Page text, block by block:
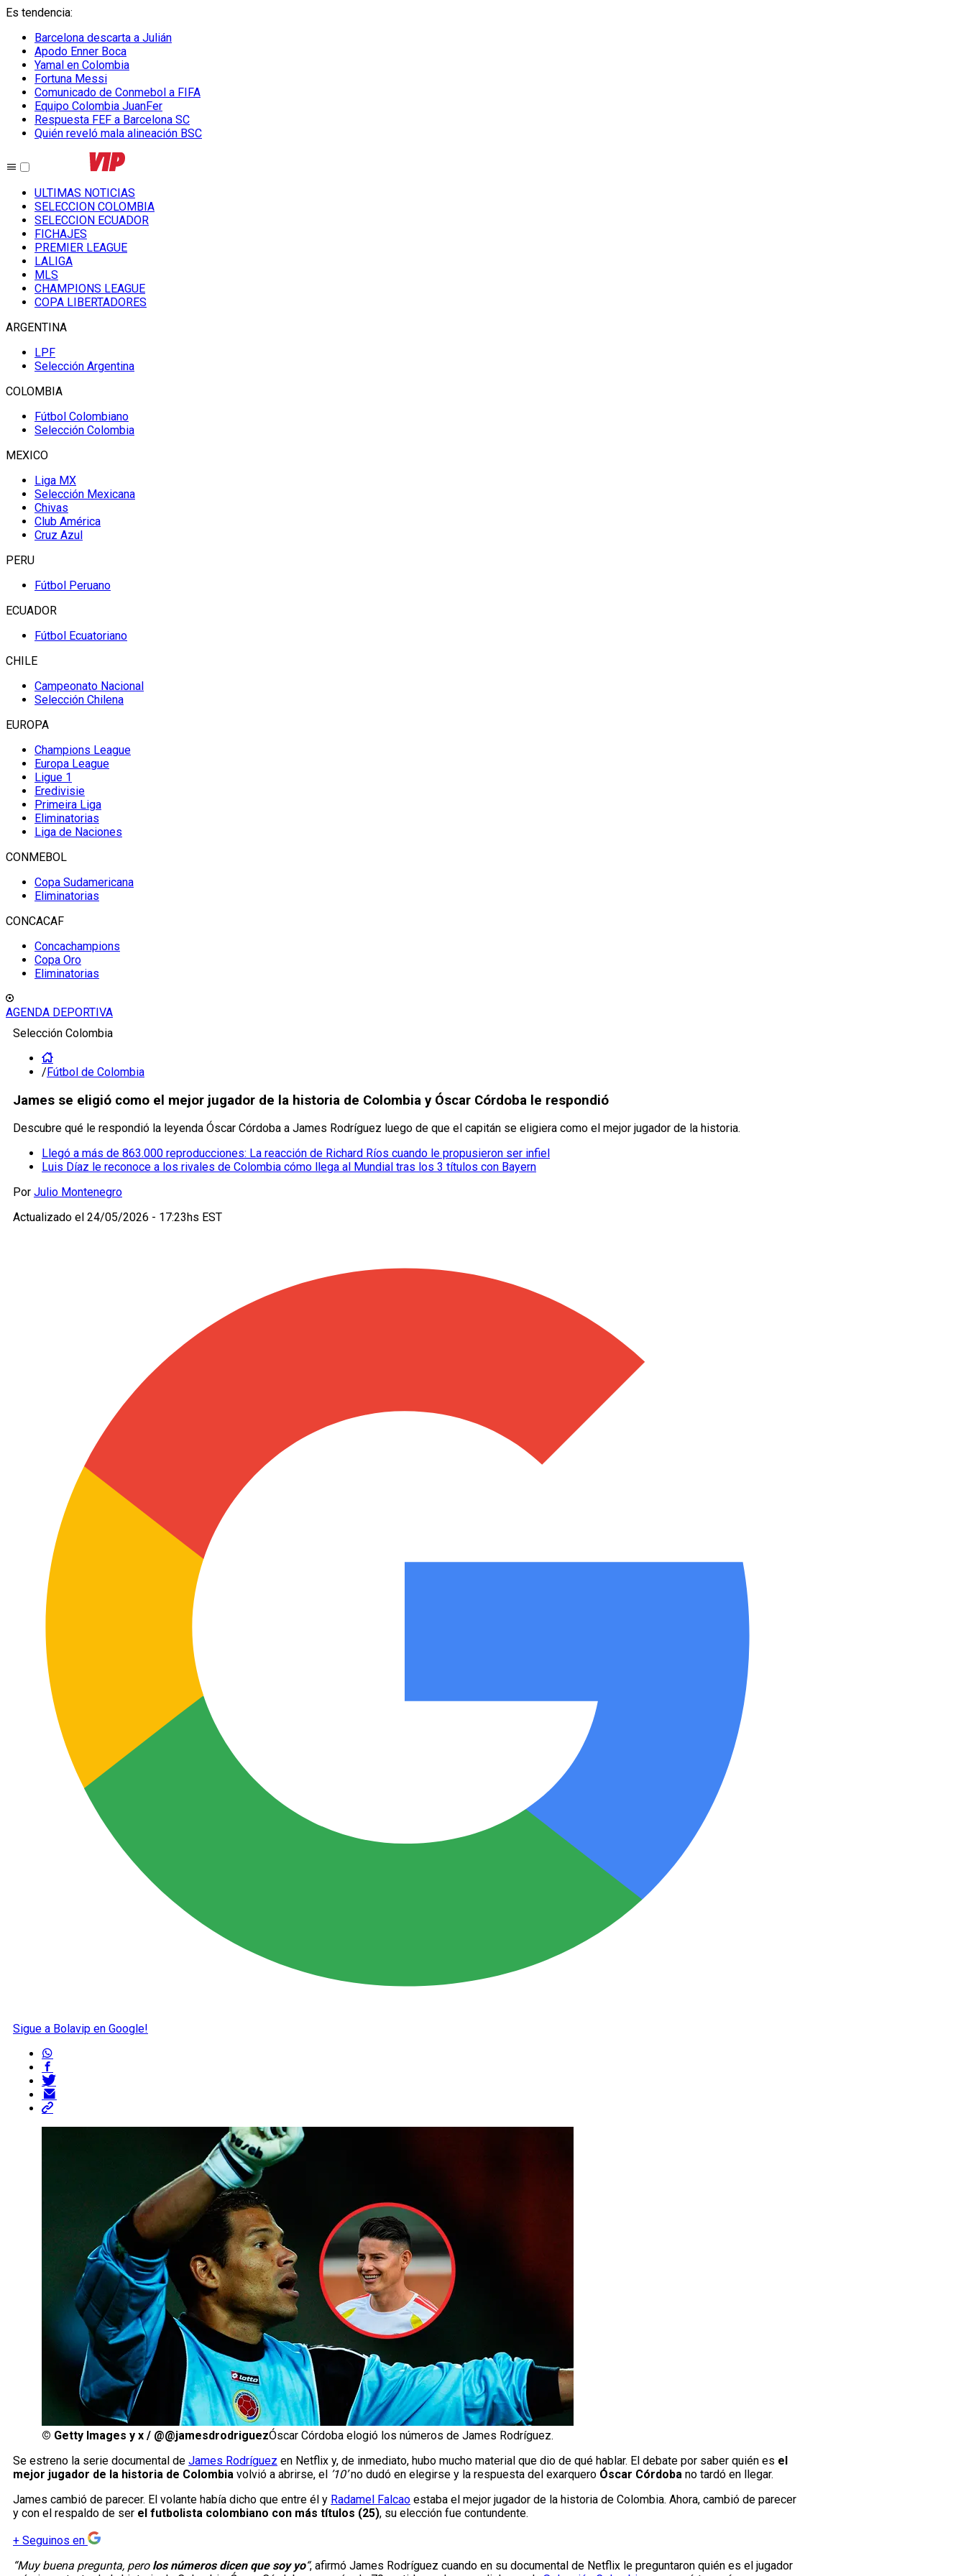
Es tendencia:
Barcelona descarta a Julián
Apodo Enner Boca
Yamal en Colombia
Fortuna Messi
Comunicado de Conmebol a FIFA
Equipo Colombia JuanFer
Respuesta FEF a Barcelona SC
Quién reveló mala alineación BSC
ULTIMAS NOTICIAS
SELECCION COLOMBIA
SELECCION ECUADOR
FICHAJES
PREMIER LEAGUE
LALIGA
MLS
CHAMPIONS LEAGUE
COPA LIBERTADORES
ARGENTINA
LPF
Selección Argentina
COLOMBIA
Fútbol Colombiano
Selección Colombia
MEXICO
Liga MX
Selección Mexicana
Chivas
Club América
Cruz Azul
PERU
Fútbol Peruano
ECUADOR
Fútbol Ecuatoriano
CHILE
Campeonato Nacional
Selección Chilena
EUROPA
Champions League
Europa League
Ligue 1
Eredivisie
Primeira Liga
Eliminatorias
Liga de Naciones
CONMEBOL
Copa Sudamericana
Eliminatorias
CONCACAF
Concachampions
Copa Oro
Eliminatorias
AGENDA DEPORTIVA
Selección Colombia
/Fútbol de Colombia
James se eligió como el mejor jugador de la historia de Colombia y Óscar Córdoba le respondió
Descubre qué le respondió la leyenda Óscar Córdoba a James Rodríguez luego de que el capitán se eligiera como el mejor jugador de la historia.
Llegó a más de 863.000 reproducciones: La reacción de Richard Ríos cuando le propusieron ser infiel
Luis Díaz le reconoce a los rivales de Colombia cómo llega al Mundial tras los 3 títulos con Bayern
Por Julio Montenegro
Actualizado el 24/05/2026 - 17:23hs EST
Sigue a Bolavip en Google!
© Getty Images y x / @@jamesdrodriguezÓscar Córdoba elogió los números de James Rodríguez.
Se estreno la serie documental de James Rodríguez en Netflix y, de inmediato, hubo mucho material que dio de qué hablar. El debate por saber quién es el
mejor jugador de la historia de Colombia volvió a abrirse, el ’10’no dudó en elegirse y la respuesta del exarquero Óscar Córdoba no tardó en llegar.
James cambió de parecer. El volante había dicho que entre él y Radamel Falcao estaba el mejor jugador de la historia de Colombia. Ahora, cambió de parecer
y con el respaldo de ser el futbolista colombiano con más títulos (25), su elección fue contundente.
+ Seguinos en
“Muy buena pregunta, pero los números dicen que soy yo“, afirmó James Rodríguez cuando en su documental de Netflix le preguntaron quién es el jugador